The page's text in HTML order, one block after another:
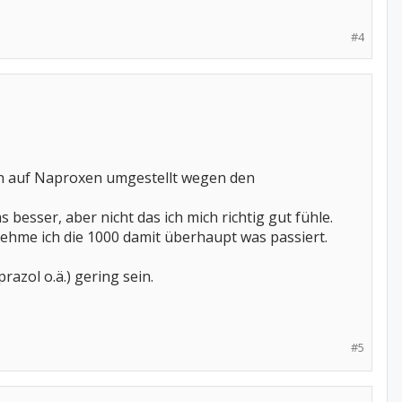
#4
auf Naproxen umgestellt wegen den
besser, aber nicht das ich mich richtig gut fühle.
ich die 1000 damit überhaupt was passiert.
o.ä.) gering sein.
#5